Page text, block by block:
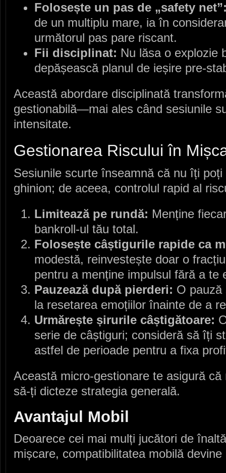
Folosește un pas de „safety
de un multiplu mare, ia în
următorul pas pare riscant.
Fii disciplinat: Nu lăsa o explozie
depășească planul de ieșire
Această abordare disciplinată
gestionabilă—mai ales când sesiunile
intensitate.
Gestionarea Riscului în
Sesiunile scurte înseamnă că nu îți
ghinion; de aceea, controlul rapid al
Limitează pe rundă: Menține
bankroll‑ul tău total.
Folosește câștigurile rapide ca
modestă, reinvestește doar o
pentru a menține impulsul fără a te
Pauzează după pierderi: O pauză
la resetarea emoțiilor înainte de a
Urmărește șirurile câștigătoare:
serie de câștiguri; consideră să îți
astfel de perioade pentru a fixa
Această micro‑gestionare te asigură
să-ți dicteze strategia generală.
Avantajul Mobil
Deoarece cei mai mulți jucători de
mișcare, compatibilitatea mobilă devine